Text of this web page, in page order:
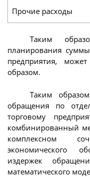
Прочие расходы
Таким
планирования
предприятия,
образом.
Таким
обращения по
торговому
комбинированный
комплексном
экономического
издержек
математического